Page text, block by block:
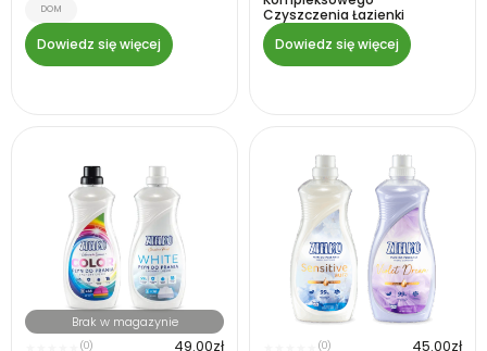
DOM
Dowiedz się więcej
Czyszczenia Łazienki
Dowiedz się więcej
Brak w magazynie
(0) 49.00zł (0) 45.00zł